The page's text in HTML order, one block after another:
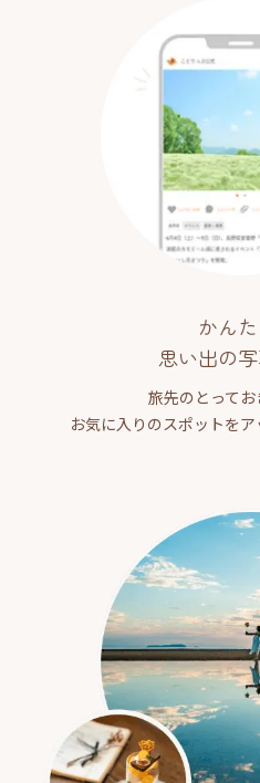
かん
思い出の
旅先のとってお
お気に入りのスポットを